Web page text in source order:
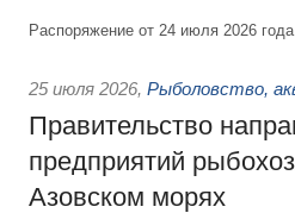
Распоряжение от 24 июля 2026
25 июля 2026, Рыболовство,
Правительство
предприятий
Азовском морях